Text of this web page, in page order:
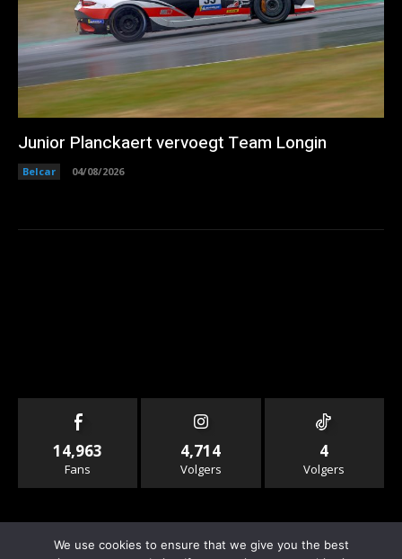
Junior Planckaert vervoegt Team Longin
Belcar 04/08/2026
14,963
Fans
4,714
Volgers
4
Volgers
We use cookies to ensure that we give you the best